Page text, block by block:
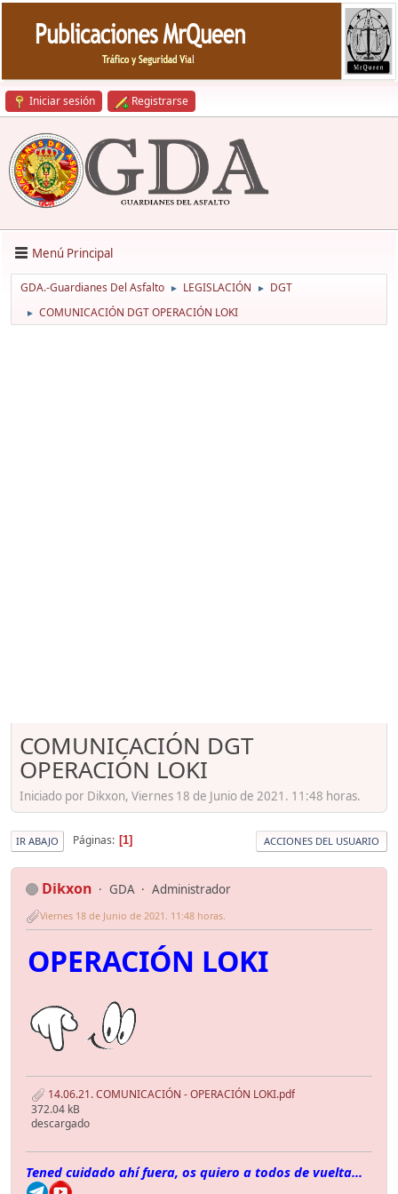
Iniciar sesión Registrarse
Menú Principal
GDA.-Guardianes Del Asfalto ► LEGISLACIÓN ► DGT
► COMUNICACIÓN DGT OPERACIÓN LOKI
COMUNICACIÓN DGT
OPERACIÓN LOKI
Iniciado por Dikxon, Viernes 18 de Junio de 2021. 11:48 horas.
IR ABAJO Páginas 1 ACCIONES DEL USUARIO
Dikxon GDA Administrador
Viernes 18 de Junio de 2021. 11:48 horas.
OPERACIÓN LOKI
14.06.21. COMUNICACIÓN - OPERACIÓN LOKI.pdf
372.04 kB
descargado
Tened cuidado ahí fuera, os quiero a todos de vuelta...